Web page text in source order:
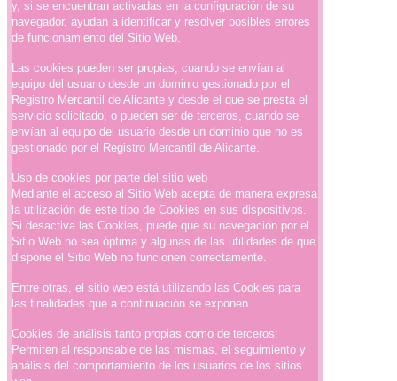
y, si se encuentran activadas en la configuración de su
navegador, ayudan a identificar y resolver posibles errores
de funcionamiento del Sitio Web.
Las cookies pueden ser propias, cuando se envían al
equipo del usuario desde un dominio gestionado por el
Registro Mercantil de Alicante y desde el que se presta el
servicio solicitado, o pueden ser de terceros, cuando se
envían al equipo del usuario desde un dominio que no es
gestionado por el Registro Mercantil de Alicante.
Uso de cookies por parte del sitio web
Mediante el acceso al Sitio Web acepta de manera expresa
la utilización de este tipo de Cookies en sus dispositivos.
Si desactiva las Cookies, puede que su navegación por el
Sitio Web no sea óptima y algunas de las utilidades de que
dispone el Sitio Web no funcionen correctamente.
Entre otras, el sitio web está utilizando las Cookies para
las finalidades que a continuación se exponen.
Cookies de análisis tanto propias como de terceros:
Permiten al responsable de las mismas, el seguimiento y
análisis del comportamiento de los usuarios de los sitios